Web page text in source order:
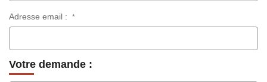
Adresse email : *
Votre demande :